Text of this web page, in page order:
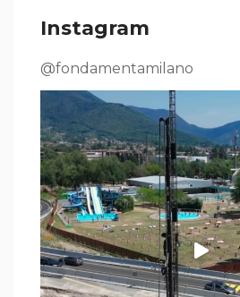
Instagram
@fondamentamilano